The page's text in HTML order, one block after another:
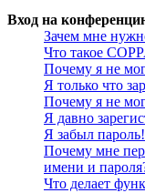
Вход на
Зачем мне
Что такое
Почему я не
Я только что
Почему я не
Я давно
Я забыл пароль!
Почему мне
имени и
Что делает